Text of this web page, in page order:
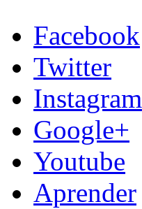
Facebook
Twitter
Instagram
Google+
Youtube
Aprender